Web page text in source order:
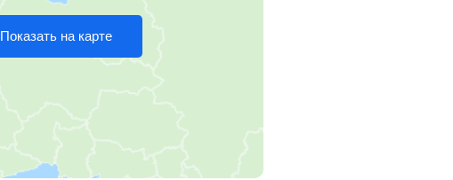
Показать на карте